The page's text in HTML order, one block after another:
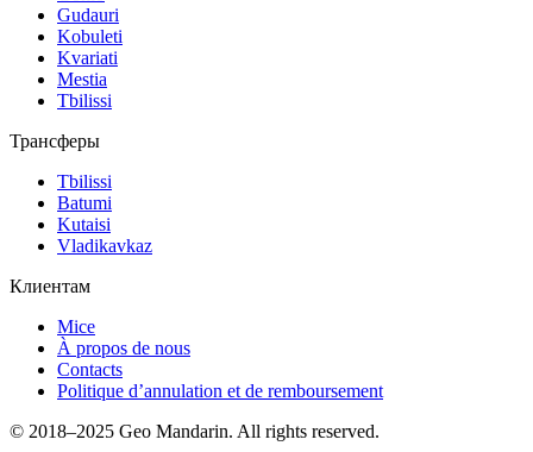
Gudauri
Kobuleti
Kvariati
Mestia
Tbilissi
Трансферы
Tbilissi
Batumi
Kutaisi
Vladikavkaz
Клиентам
Mice
À propos de nous
Contacts
Politique d’annulation et de remboursement
© 2018–2025 Geo Mandarin. All rights reserved.